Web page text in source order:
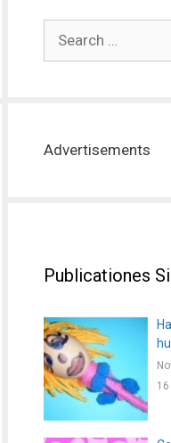
Advertisements
Publicationes